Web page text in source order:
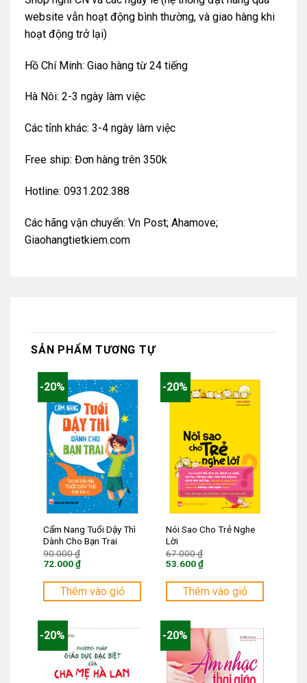
website vẫn hoạt động bình thường, và giao hàng khi
hoạt động trở lại)
Hồ Chí Minh: Giao hàng từ 24 tiếng
Hà Nôi: 2-3 ngày làm việc
Các tỉnh khác: 3-4 ngày làm việc
Free ship: Đơn hàng trên 350k
Hotline: 0931.202.388
Các hãng vận chuyển: Vn Post; Ahamove;
Giaohangtietkiem.com
SẢN PHẨM TƯƠNG TỰ
-20%
Cẩm Nang Tuổi Dậy Thì
Dành Cho Bạn Trai
90.000₫
90.000 ₫.
72.000₫
hiện
là:
Thêm vào giỏ
-20%
Nói Sao Cho Trẻ Nghe
Lời
67.000₫
67.000 ₫.
53.600₫
hiện
là:
Thêm vào giỏ
-20% -20%